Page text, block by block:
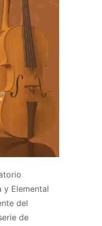
y Elemental
del
de